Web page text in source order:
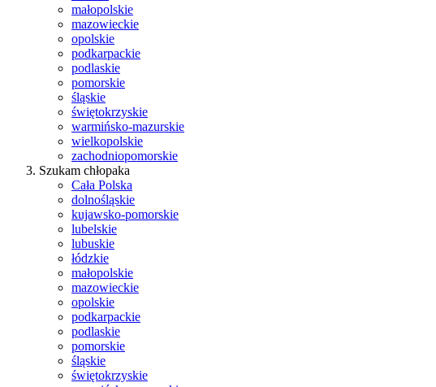
małopolskie
mazowieckie
opolskie
podkarpackie
podlaskie
pomorskie
śląskie
świętokrzyskie
warmińsko-mazurskie
wielkopolskie
zachodniopomorskie
Szukam chłopaka
Cała Polska
dolnośląskie
kujawsko-pomorskie
lubelskie
lubuskie
łódzkie
małopolskie
mazowieckie
opolskie
podkarpackie
podlaskie
pomorskie
śląskie
świętokrzyskie